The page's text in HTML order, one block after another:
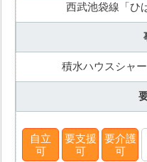
西武池袋線「ひ
積水ハウスシャ
自立
可
要支援
可
要介護
可